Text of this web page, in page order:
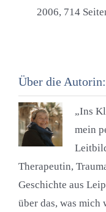
2006, 714
Über die Autorin:
„Ins
mein
Therapeutin,
Geschichte aus
über das, was